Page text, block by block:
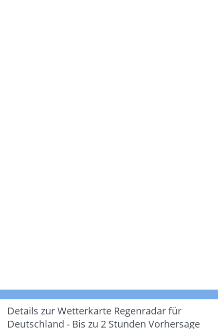
Details zur Wetterkarte Regenradar für
Deutschland - Bis zu 2 Stunden Vorhersage